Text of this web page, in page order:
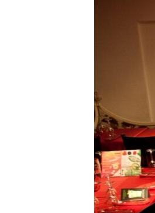
ПОДПИШИТЕСЬ НА РАССЫЛКУ